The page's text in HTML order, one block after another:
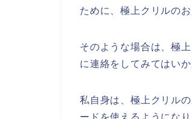
ために、極上クリルの
そのような場合は、極
に連絡をしてみてはい
私自身は、極上クリル